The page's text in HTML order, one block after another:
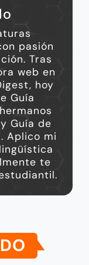
pasión
Tras
web en
hoy
Guía
Guía de
Aplico mi
te